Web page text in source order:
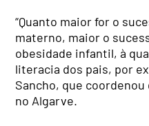
“Quanto maior for o
materno, maior o
obesidade infantil, à
literacia dos pais, por
Sancho, que coordenou
no Algarve.